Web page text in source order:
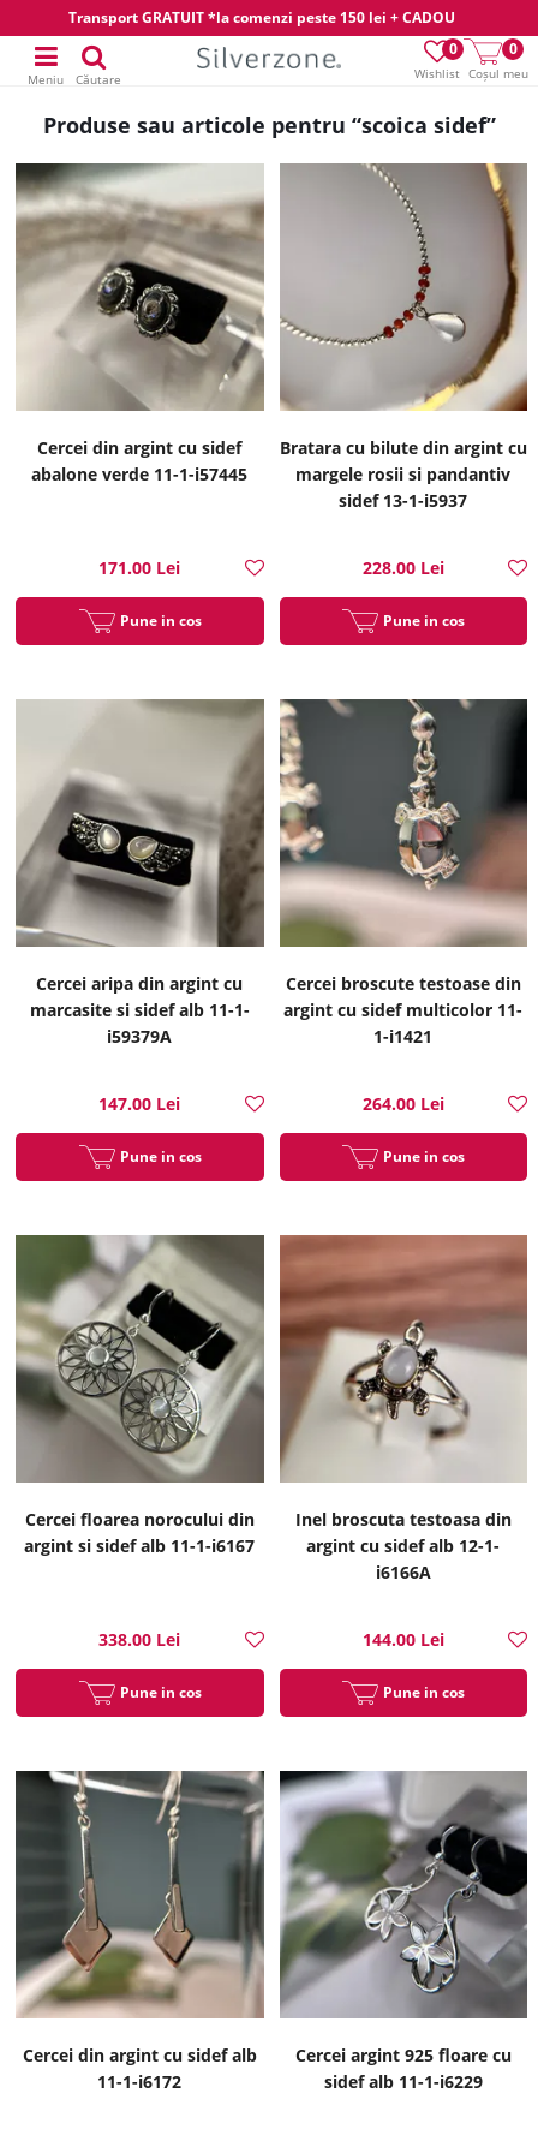
Transport GRATUIT *la comenzi peste 150 lei + CADOU
Wishlist
0
Coșul meu
0
Meniu Căutare
Produse sau articole pentru “scoica sidef”
Cercei din argint cu sidef
abalone verde 11-1-i57445
171.00 Lei
Pune in cos
Bratara cu bilute din argint cu
margele rosii si pandantiv
sidef 13-1-i5937
228.00 Lei
Pune in cos
Cercei aripa din argint cu
marcasite si sidef alb 11-1-
i59379A
147.00 Lei
Pune in cos
Cercei broscute testoase din
argint cu sidef multicolor 11-
1-i1421
264.00 Lei
Pune in cos
Cercei floarea norocului din
argint si sidef alb 11-1-i6167
338.00 Lei
Pune in cos
Inel broscuta testoasa din
argint cu sidef alb 12-1-
i6166A
144.00 Lei
Pune in cos
Cercei din argint cu sidef alb
11-1-i6172
Cercei argint 925 floare cu
sidef alb 11-1-i6229